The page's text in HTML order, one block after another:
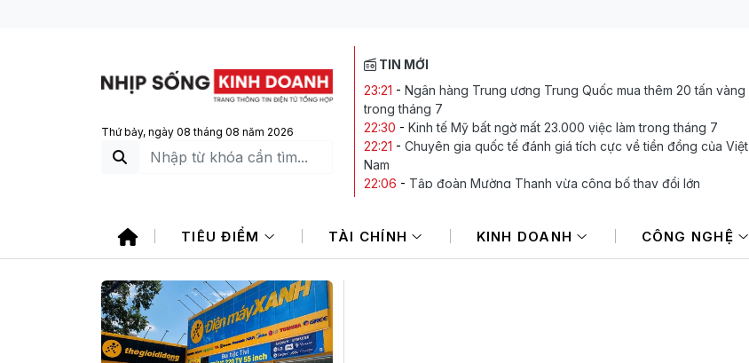
Thứ bảy, ngày 08 tháng 08 năm 2026
TIN MỚI
23:21 - Ngân hàng Trung ương Trung Quốc mua thêm 20 tấn vàng
trong tháng 7
22:30 - Kinh tế Mỹ bất ngờ mất 23.000 việc làm trong tháng 7
22:21 - Chuyên gia quốc tế đánh giá tích cực về tiền đồng của Việt
Nam
22:06 - Tập đoàn Mường Thanh vừa công bố thay đổi lớn
CTCK "xả" mã nào mạnh nhất?
TIÊU ĐIỂM TÀI CHÍNH KINH DOANH CÔNG NGHỆ